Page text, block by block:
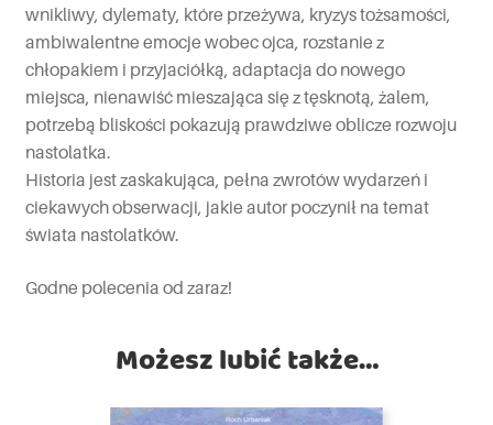
wnikliwy, dylematy, które przeżywa, kryzys tożsamości,
ambiwalentne emocje wobec ojca, rozstanie z
chłopakiem i przyjaciółką, adaptacja do nowego
miejsca, nienawiść mieszająca się z tęsknotą, żalem,
potrzebą bliskości pokazują prawdziwe oblicze rozwoju
nastolatka.
Historia jest zaskakująca, pełna zwrotów wydarzeń i
ciekawych obserwacji, jakie autor poczynił na temat
świata nastolatków.
Godne polecenia od zaraz!
Możesz lubić także…